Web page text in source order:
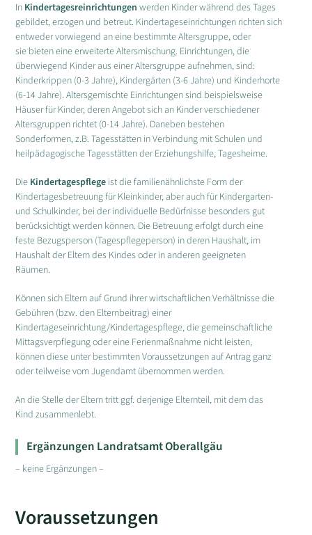
In Kindertagesreinrichtungenwerden Kinder während des Tages
gebildet, erzogen und betreut. Kindertageseinrichtungen richten sich
entweder vorwiegend an eine bestimmte Altersgruppe, oder
sie bieten eine erweiterte Altersmischung. Einrichtungen, die
überwiegend Kinder aus einer Altersgruppe aufnehmen, sind:
Kinderkrippen (0-3 Jahre), Kindergärten (3-6 Jahre) und Kinderhorte
(6-14 Jahre). Altersgemischte Einrichtungen sind beispielsweise
Häuser für Kinder, deren Angebot sich an Kinder verschiedener
Altersgruppen richtet (0-14 Jahre). Daneben bestehen
Sonderformen, z.B. Tagesstätten in Verbindung mit Schulen und
heilpädagogische Tagesstätten der Erziehungshilfe, Tagesheime.
Die Kindertagespflege ist die familienähnlichste Form der
Kindertagesbetreuung für Kleinkinder, aber auch für Kindergarten-
und Schulkinder, bei der individuelle Bedürfnisse besonders gut
berücksichtigt werden können. Die Betreuung erfolgt durch eine
feste Bezugsperson (Tagespflegeperson) in deren Haushalt, im
Haushalt der Eltern des Kindes oder in anderen geeigneten
Räumen.
Können sich Eltern auf Grund ihrer wirtschaftlichen Verhältnisse die
Gebühren (bzw. den Elternbeitrag) einer
Kindertageseinrichtung/Kindertagespflege, die gemeinschaftliche
Mittagsverpflegung oder eine Ferienmaßnahme nicht leisten,
können diese unter bestimmten Voraussetzungen auf Antrag ganz
oder teilweise vom Jugendamt übernommen werden.
An die Stelle der Eltern tritt ggf. derjenige Elternteil, mit dem das
Kind zusammenlebt.
Ergänzungen Landratsamt Oberallgäu
– keine Ergänzungen –
Voraussetzungen